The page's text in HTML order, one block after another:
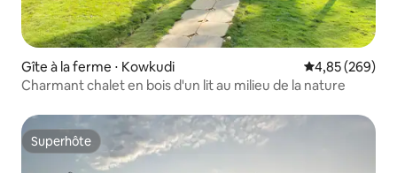
Gîte à la ferme ⋅ Kowkudi Évaluation
4,85 (269)
Charmant chalet en bois d'un lit au milieu de la nature
Superhôte
Superhôte